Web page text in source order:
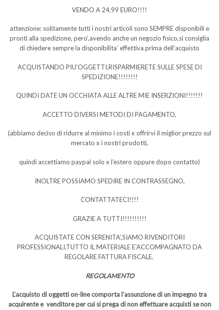
VENDO A 24,99 EURO!!!!
attenzione: solitamente tutti i nostri articoli sono SEMPRE disponibili e
pronti alla spedizione, pero’,avendo anche un negozio fisico,si consiglia
di chiedere sempre la disponibilita’ effettiva prima dell’acquisto
ACQUISTANDO PIU’OGGETTI,RISPARMIERETE SULLE SPESE DI
SPEDIZIONE!!!!!!!!
QUINDI DATE UN OCCHIATA ALLE ALTRE MIE INSERZIONI!!!!!!!
ACCETTO DIVERSI METODI DI PAGAMENTO,
(abbiamo deciso di ridurre al minimo i costi x offrirvi il miglior prezzo sul
mercato x i nostri prodotti,
quindi accettiamo paypal solo x l’estero oppure dopo contatto)
INOLTRE POSSIAMO SPEDIRE IN CONTRASSEGNO,
CONTATTATECI!!!!
GRAZIE A TUTTI!!!!!!!!!!
ACQUISTATE CON SERENITA’,SIAMO RIVENDITORI
PROFESSIONALI,TUTTO IL MATERIALE E’ACCOMPAGNATO DA
REGOLARE FATTURA FISCALE.
REGOLAMENTO
L’acquisto di oggetti on-line comporta l’assunzione di un impegno tra
acquirente e venditore per cui si prega di non effettuare acquisti se non